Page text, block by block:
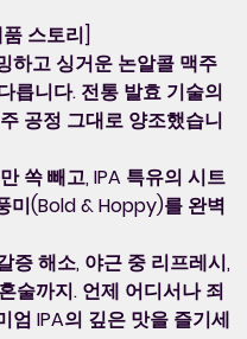
스토리]
하고 싱거운 논알콜 맥주
릅니다. 전통 발효 기술의
공정 그대로 양조했습니
쏙 빼고, IPA 특유의 시트
미(Bold & Hoppy)를 완벽
증 해소, 야근 중 리프레시,
술까지. 언제 어디서나 죄
IPA의 깊은 맛을 즐기세